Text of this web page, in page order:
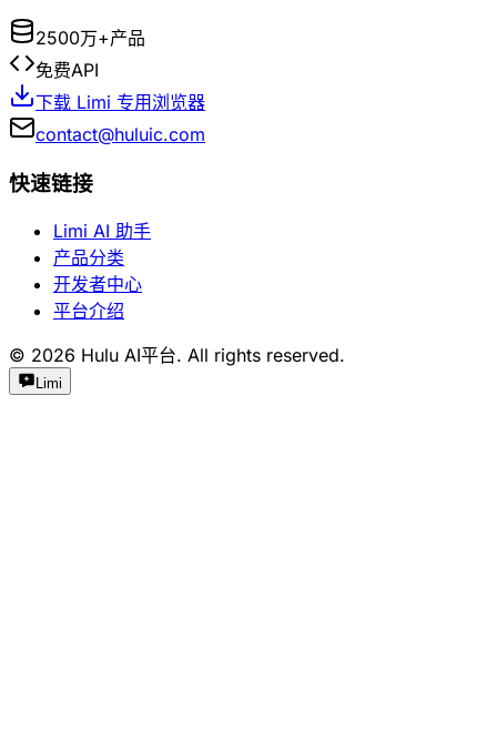
2500万+产品
免费API
下载 Limi 专用浏览器
contact@huluic.com
快速链接
Limi AI 助手
产品分类
开发者中心
平台介绍
© 2026 Hulu AI平台. All rights reserved.
Limi